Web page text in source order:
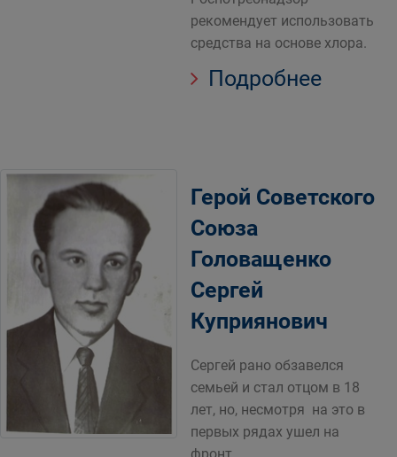
рекомендует использовать
средства на основе хлора.
Подробнее
Герой Советского
Союза
Головащенко
Сергей
Куприянович
Сергей рано обзавелся
семьей и стал отцом в 18
лет, но, несмотря на это в
первых рядах ушел на